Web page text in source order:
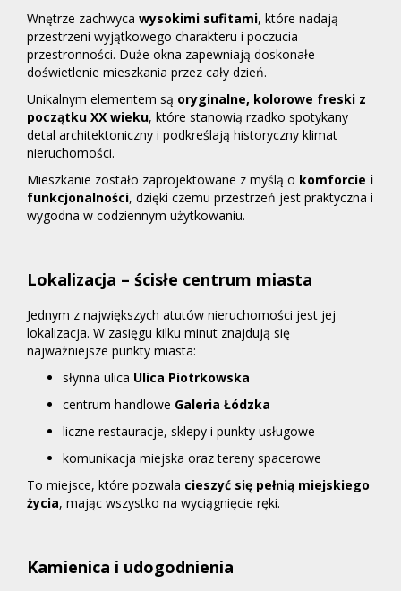
Wnętrze zachwyca wysokimi sufitami, które nadają
przestrzeni wyjątkowego charakteru i poczucia
przestronności. Duże okna zapewniają doskonałe
doświetlenie mieszkania przez cały dzień.
Unikalnym elementem są oryginalne, kolorowe freski z
początku XX wieku, które stanowią rzadko spotykany
detal architektoniczny i podkreślają historyczny klimat
nieruchomości.
Mieszkanie zostało zaprojektowane z myślą o komforcie i
funkcjonalności, dzięki czemu przestrzeń jest praktyczna i
wygodna w codziennym użytkowaniu.
Lokalizacja – ścisłe centrum miasta
Jednym z największych atutów nieruchomości jest jej
lokalizacja. W zasięgu kilku minut znajdują się
najważniejsze punkty miasta:
słynna ulica Ulica Piotrkowska
centrum handlowe Galeria Łódzka
liczne restauracje, sklepy i punkty usługowe
komunikacja miejska oraz tereny spacerowe
To miejsce, które pozwala cieszyć się pełnią miejskiego
życia, mając wszystko na wyciągnięcie ręki.
Kamienica i udogodnienia